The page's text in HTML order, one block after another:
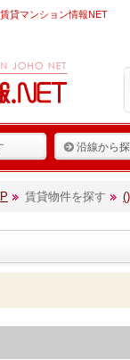
貸マンション情報NET
沿線から
賃貸物件を探す